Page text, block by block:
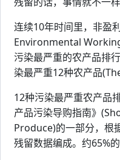
连续10年时间里，非盈
Environmental
污染最严重的农产品排
染最严重12种农产品
12种污染最严重农产品
产品污染导购指南》
Produce)的一部分，根
残留数据编成。约65%